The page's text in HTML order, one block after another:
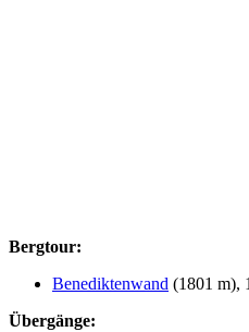
Bergtour:
Benediktenwand (1801 m),
Übergänge: